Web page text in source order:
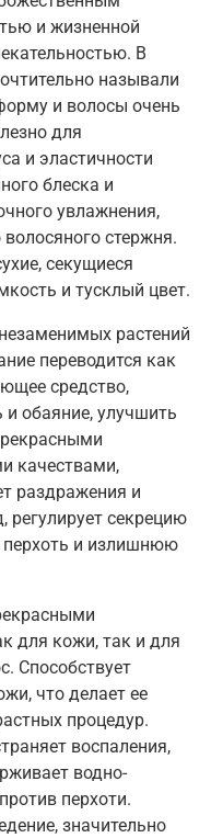
и жизненной
В
называли
и волосы очень
для
и эластичности
блеска и
увлажнения,
стержня.
секущиеся
и тусклый цвет.
растений
переводится как
средство,
и обаяние, улучшить
качествами,
раздражения и
регулирует секрецию
перхоть и излишнюю
для кожи, так и для
Способствует
что делает ее
процедур.
воспаления,
водно-
перхоти.
значительно